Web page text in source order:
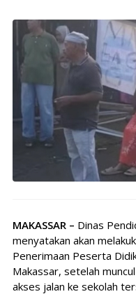
MAKASSAR – Dinas
menyatakan akan
Penerimaan Peserta
Makassar, setelah
akses jalan ke sekolah